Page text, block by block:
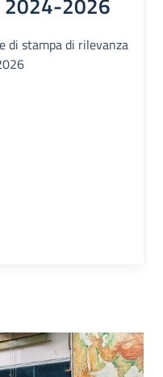
di stampa di rilevanza